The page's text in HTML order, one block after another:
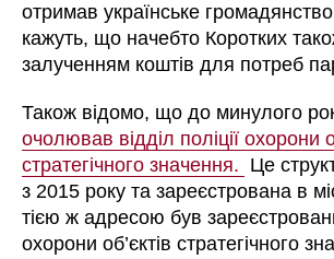
отримав українське
кажуть, що начебто Коротких
залученням коштів для потреб
Також відомо, що до минулого
очолював відділ поліції охорони
стратегічного значення. Це
з 2015 року та зареєстрована в
тією ж адресою був
охорони об’єктів стратегічного